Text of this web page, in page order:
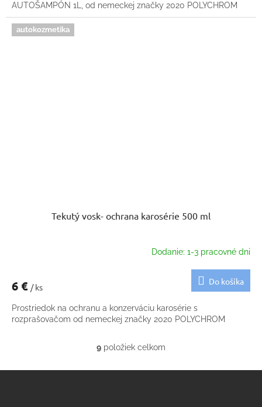
AUTOŠAMPÓN 1L, od nemeckej značky 2020 POLYCHROM
autokozmetika
Tekutý vosk- ochrana karosérie 500 ml
Dodanie: 1-3 pracovné dni
6 € / ks
Do košíka
Prostriedok na ochranu a konzerváciu karosérie s
rozprašovačom od nemeckej značky 2020 POLYCHROM
O
9 položiek celkom